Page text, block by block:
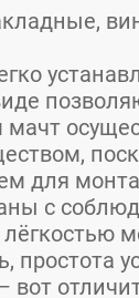
для
с
простота